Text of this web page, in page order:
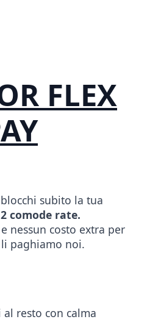
FLEX
blocchi subito la tua
comode rate.
nessun costo extra per
paghiamo noi.
resto con calma